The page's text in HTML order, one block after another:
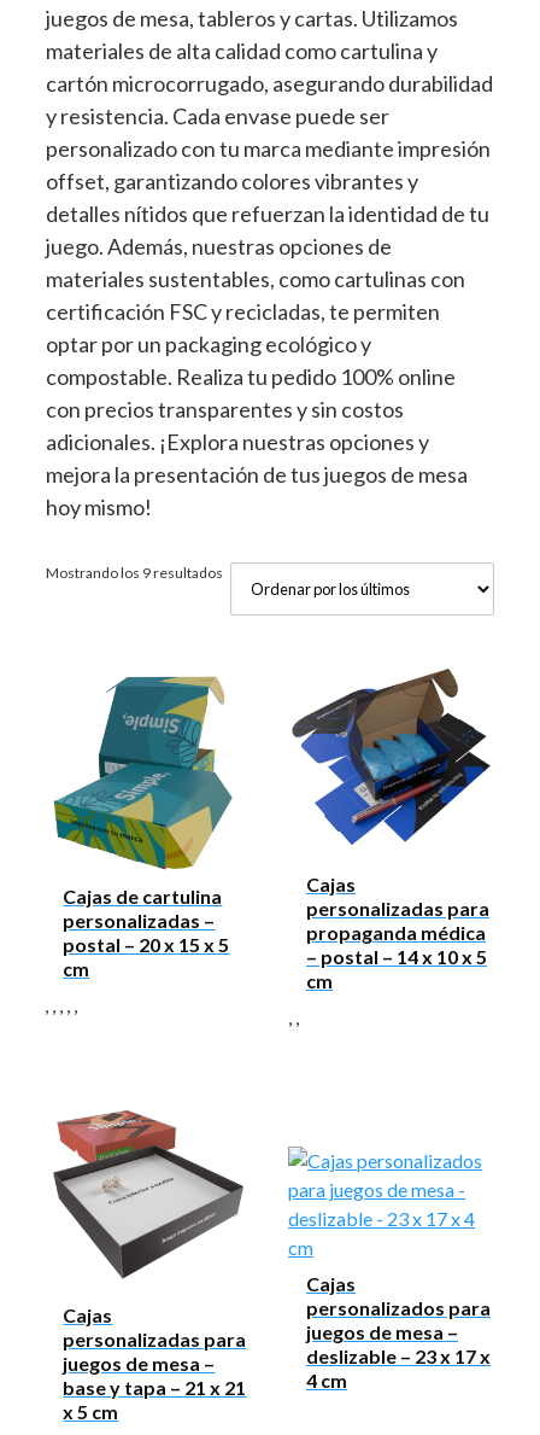
juegos de mesa, tableros y cartas. Utilizamos
materiales de alta calidad como cartulina y
cartón microcorrugado, asegurando durabilidad
y resistencia. Cada envase puede ser
personalizado con tu marca mediante impresión
offset, garantizando colores vibrantes y
detalles nítidos que refuerzan la identidad de tu
juego. Además, nuestras opciones de
materiales sustentables, como cartulinas con
certificación FSC y recicladas, te permiten
optar por un packaging ecológico y
compostable. Realiza tu pedido 100% online
con precios transparentes y sin costos
adicionales. ¡Explora nuestras opciones y
mejora la presentación de tus juegos de mesa
hoy mismo!
Mostrando los 9 resultados
los
Cajas de cartulina
personalizadas –
postal – 20 x 15 x 5
cm
Cajas
personalizadas para
propaganda médica
– postal – 14 x 10 x 5
cm
Cajas
personalizadas para
juegos de mesa –
base y tapa – 21 x 21
x 5 cm
Cajas
personalizados para
juegos de mesa –
deslizable – 23 x 17 x
4 cm